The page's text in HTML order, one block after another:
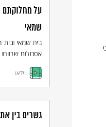
על מחלוקתם
שמאי
בית שמאי ובית
אסכולות
שמאי שמרנית
גישתו של הלל
לפניכם
בין השיטות.
וידאו
גשרים בין